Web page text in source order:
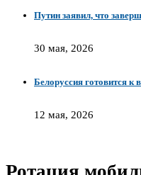
Путин заявил, что
30 мая, 2026
Белоруссия готовится
12 мая, 2026